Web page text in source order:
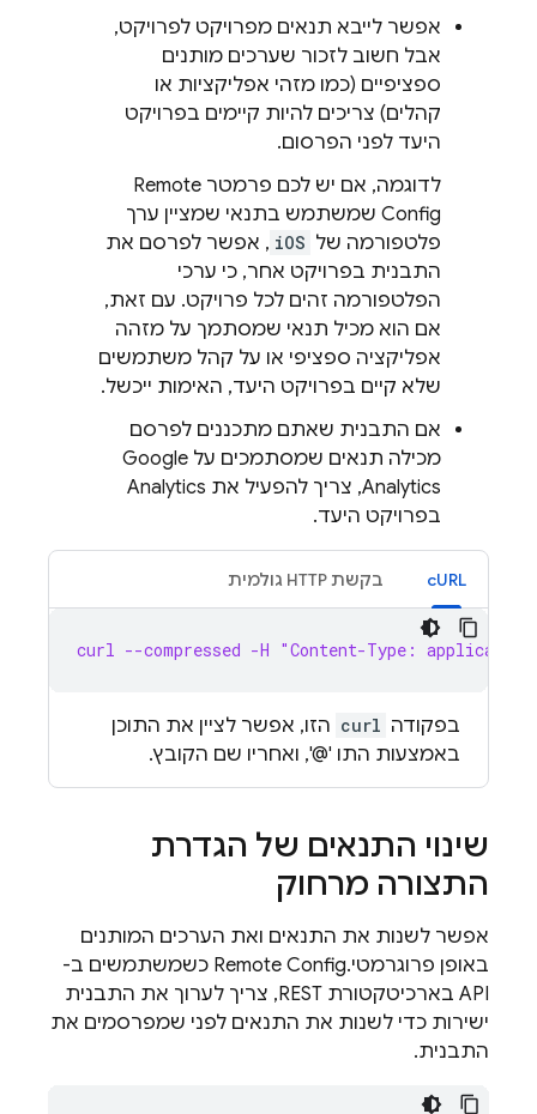
אפשר לייבא תנאים מפרויקט לפרויקט,
אבל חשוב לזכור שערכים מותנים
ספציפיים (כמו מזהי אפליקציות או
קהלים) צריכים להיות קיימים בפרויקט
היעד לפני הפרסום.
לדוגמה, אם יש לכם פרמטר Remote
Config שמשתמש בתנאי שמציין ערך
פלטפורמה של iOS , אפשר לפרסם את
התבנית בפרויקט אחר, כי ערכי
הפלטפורמה זהים לכל פרויקט. עם זאת,
אם הוא מכיל תנאי שמסתמך על מזהה
אפליקציה ספציפי או על קהל משתמשים
שלא קיים בפרויקט היעד, האימות ייכשל.
אם התבנית שאתם מתכננים לפרסם
מכילה תנאים שמסתמכים על Google
Analytics, צריך להפעיל את Analytics
בפרויקט היעד.
cURL בקשת HTTP גולמית
curl --compressed -H "Content-Type:
בפקודה curl הזו, אפשר לציין את התוכן
באמצעות התו '@', ואחריו שם הקובץ.
שינוי התנאים של הגדרת
התצורה מרחוק
אפשר לשנות את התנאים ואת הערכים המותנים
באופן פרוגרמטי.Remote Config כשמשתמשים ב-
API בארכיטקטורת REST, צריך לערוך את התבנית
ישירות כדי לשנות את התנאים לפני שמפרסמים את
התבנית.